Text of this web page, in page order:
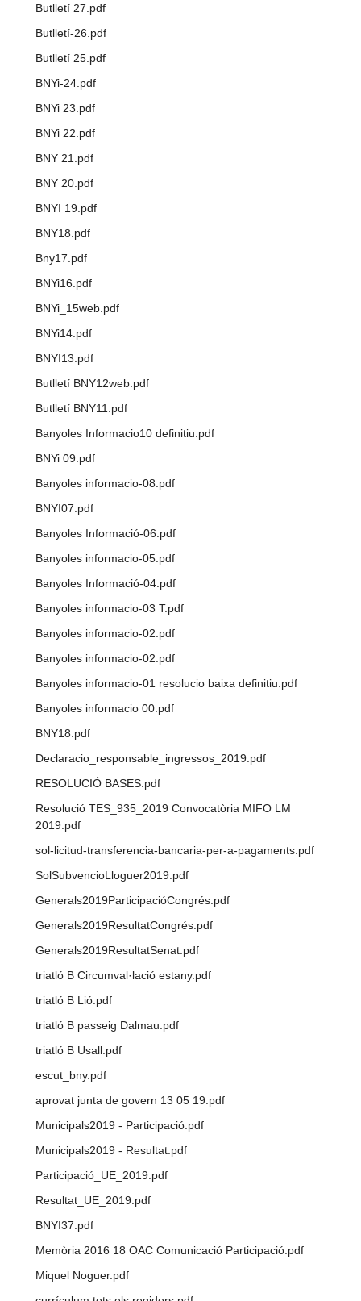
Butlletí 27.pdf
Butlletí-26.pdf
Butlletí 25.pdf
BNYi-24.pdf
BNYi 23.pdf
BNYi 22.pdf
BNY 21.pdf
BNY 20.pdf
BNYI 19.pdf
BNY18.pdf
Bny17.pdf
BNYi16.pdf
BNYi_15web.pdf
BNYi14.pdf
BNYI13.pdf
Butlletí BNY12web.pdf
Butlletí BNY11.pdf
Banyoles Informacio10 definitiu.pdf
BNYi 09.pdf
Banyoles informacio-08.pdf
BNYI07.pdf
Banyoles Informació-06.pdf
Banyoles informacio-05.pdf
Banyoles Informació-04.pdf
Banyoles informacio-03 T.pdf
Banyoles informacio-02.pdf
Banyoles informacio-02.pdf
Banyoles informacio-01 resolucio baixa definitiu.pdf
Banyoles informacio 00.pdf
BNY18.pdf
Declaracio_responsable_ingressos_2019.pdf
RESOLUCIÓ BASES.pdf
Resolució TES_935_2019 Convocatòria MIFO LM
2019.pdf
sol-licitud-transferencia-bancaria-per-a-pagaments.pdf
SolSubvencioLloguer2019.pdf
Generals2019ParticipacióCongrés.pdf
Generals2019ResultatCongrés.pdf
Generals2019ResultatSenat.pdf
triatló B Circumval·lació estany.pdf
triatló B Lió.pdf
triatló B passeig Dalmau.pdf
triatló B Usall.pdf
escut_bny.pdf
aprovat junta de govern 13 05 19.pdf
Municipals2019 - Participació.pdf
Municipals2019 - Resultat.pdf
Participació_UE_2019.pdf
Resultat_UE_2019.pdf
BNYI37.pdf
Memòria 2016 18 OAC Comunicació Participació.pdf
Miquel Noguer.pdf